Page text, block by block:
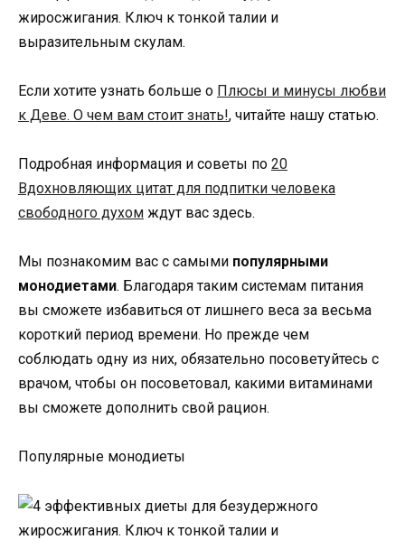
Если хотите узнать больше о Плюсы и минусы любви
к Деве. О чем вам стоит знать!, читайте нашу статью.
Подробная информация и советы по 20
Вдохновляющих цитат для подпитки человека
свободного духом ждут вас здесь.
Мы познакомим вас с самыми популярными
монодиетами. Благодаря таким системам питания
вы сможете избавиться от лишнего веса за весьма
короткий период времени. Но прежде чем
соблюдать одну из них, обязательно посоветуйтесь с
врачом, чтобы он посоветовал, какими витаминами
вы сможете дополнить свой рацион.
Популярные монодиеты